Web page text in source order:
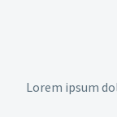
Lorem ipsum